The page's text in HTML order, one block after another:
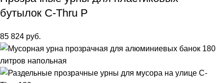
бутылок C-Thru P
85 824 руб.